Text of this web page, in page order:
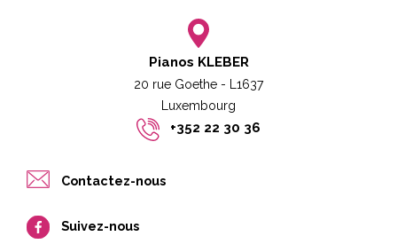
Pianos KLEBER
20 rue Goethe - L1637
Luxembourg​​
+352 22 30 36
Contactez-nous
Suivez-nous